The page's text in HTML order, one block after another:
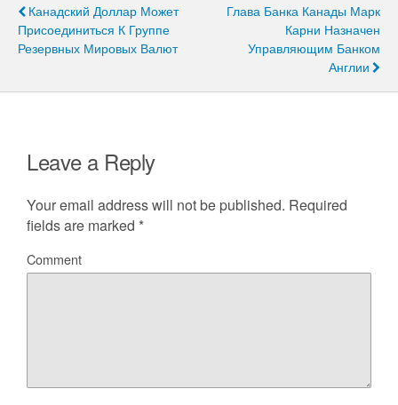
Канадский Доллар Может
Присоединиться К Группе
Резервных Мировых Валют
Глава Банка Канады Марк
Карни Назначен
Управляющим Банком
Англии
Leave a Reply
Your email address will not be published. Required
fields are marked *
Comment